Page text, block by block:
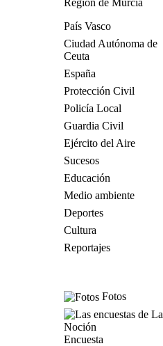
Región de Murcia
País Vasco
Ciudad Autónoma de
Ceuta
España
Protección Civil
Policía Local
Guardia Civil
Ejército del Aire
Sucesos
Educación
Medio ambiente
Deportes
Cultura
Reportajes
Fotos
Encuesta